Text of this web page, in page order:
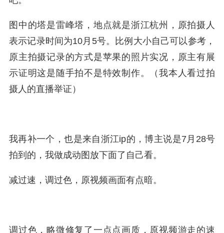
图中的塔是雷峰塔，地点就是浙江杭州，原拍摄人
表示记录时间为10月5号。比例大小自己可以参考，
原主拍摄记录的方式是苹果的照片实况，原主有展
示证明这是随手拍不是特效制作。（我本人看过拍
摄人的直播举证）
我再补一个，也是来自浙江ip的，博主说是7月28号
拍到的，我做成动图放下面了自己看。
减过速，调过色，原视频画面有点暗。
调过色，略微修复了一点点画质，原视频游走的速